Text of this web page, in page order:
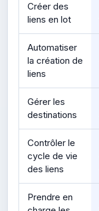
Créer des
liens en lot
Automatiser
la création de
liens
Gérer les
destinations
Contrôler le
cycle de vie
des liens
Prendre en